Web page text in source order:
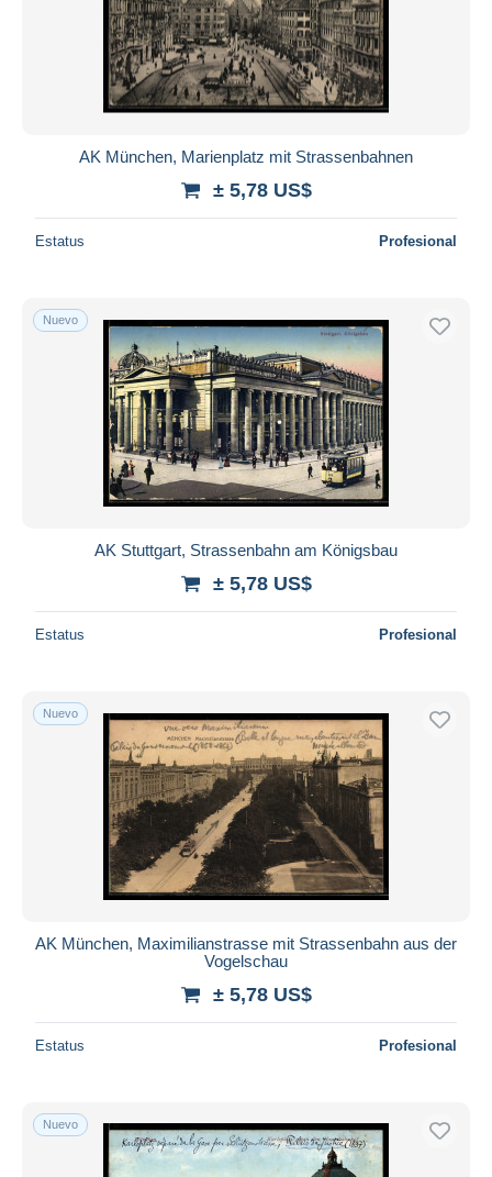
AK München, Marienplatz mit Strassenbahnen
± 5,78 US$
Estatus Profesional
Nuevo
AK Stuttgart, Strassenbahn am Königsbau
± 5,78 US$
Estatus Profesional
Nuevo
AK München, Maximilianstrasse mit Strassenbahn aus der
Vogelschau
± 5,78 US$
Estatus Profesional
Nuevo